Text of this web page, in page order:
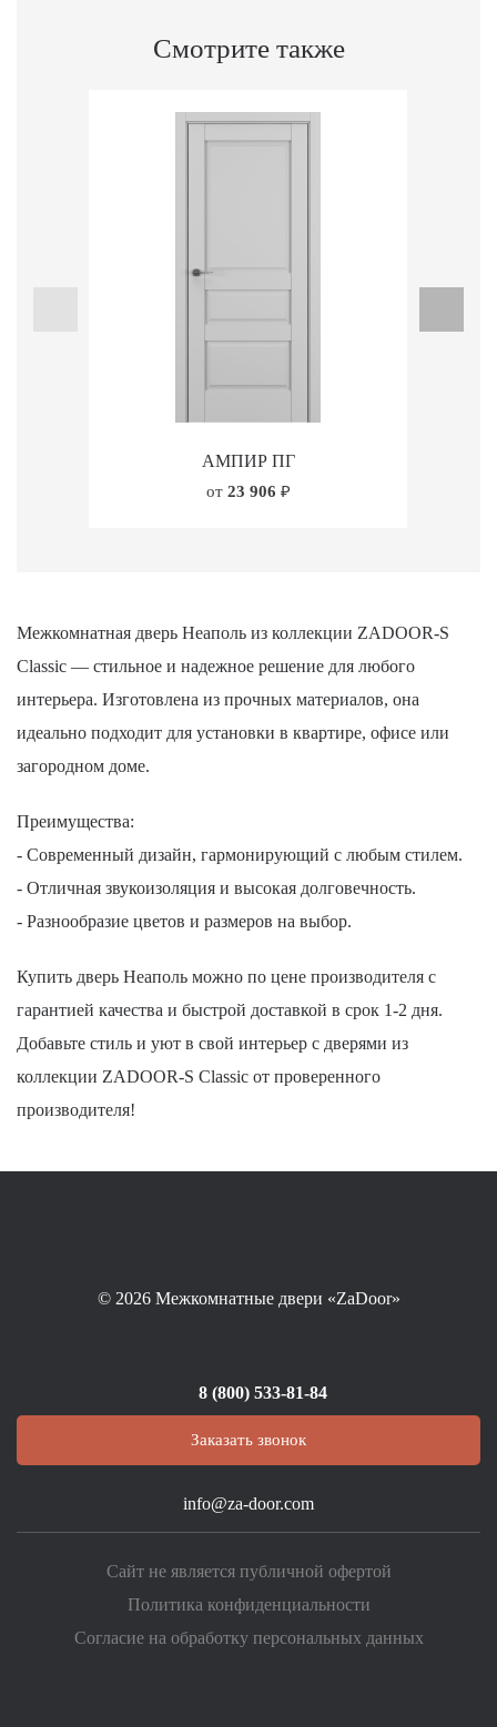
Смотрите также
АМПИР ПГ
от 23 906 ₽
Межкомнатная дверь Неаполь из коллекции ZADOOR-S
Classic — стильное и надежное решение для любого
интерьера. Изготовлена из прочных материалов, она
идеально подходит для установки в квартире, офисе или
загородном доме.
Преимущества:
- Современный дизайн, гармонирующий с любым стилем.
- Отличная звукоизоляция и высокая долговечность.
- Разнообразие цветов и размеров на выбор.
Купить дверь Неаполь можно по цене производителя с
гарантией качества и быстрой доставкой в срок 1-2 дня.
Добавьте стиль и уют в свой интерьер с дверями из
коллекции ZADOOR-S Classic от проверенного
производителя!
© 2026Межкомнатные двери «ZaDoor»
8 (800) 533-81-84
Заказать звонок
info@za-door.com
Сайт не является публичной офертой
Политика конфиденциальности
Согласие на обработку персональных данных